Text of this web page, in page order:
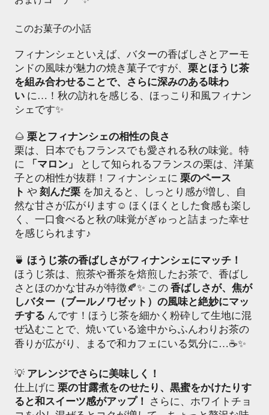
このお菓子の小話
フィナンシェといえば、バターの香ばしさとアーモ
ンドの風味が魅力の焼き菓子ですが、 栗とほうじ茶
を組み合わせることで、さらに深みのある味わ
い に…！秋の訪れを感じる、ほっこり和風フィナン
シェです✨
🌰 栗とフィナンシェの相性の良さ
栗は、日本でもフランスでも愛される秋の味覚。特
に
「マロン」
として知られるフランスの栗は、洋菓
子との相性が抜群！フィナンシェに 栗のペース
ト や 刻んだ栗 を加えると、しっとり感が増し、自
然な甘さが広がります☺️ ほくほくとした食感も楽し
く、一口食べると秋の味覚がぎゅっと詰まった幸せ
を感じられます♪
🍵 ほうじ茶の香ばしさがフィナンシェにマッチ！
ほうじ茶は、煎茶や番茶を焙煎したお茶で、香ばし
さとほのかな甘みが特徴🍂✨ この 香ばしさが、焦が
しバター（ブールノワゼット）の風味と絶妙にマッ
チする んです！ほうじ茶を細かく粉砕して生地に混
ぜ込むことで、焼いている途中からふんわりお茶の
香りが広がり、まるで和カフェにいる気分に…☕✨
💡 アレンジでさらに美味しく！
仕上げに 栗の甘露煮をのせたり、黒蜜をかけたりす
ると和スイーツ感がアップ！
さらに、ホワイトチョ